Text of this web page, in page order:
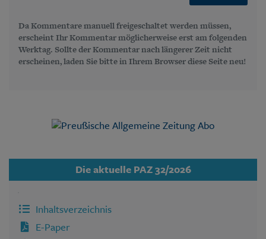
Da Kommentare manuell freigeschaltet werden müssen,
erscheint Ihr Kommentar möglicherweise erst am folgenden
Werktag. Sollte der Kommentar nach längerer Zeit nicht
erscheinen, laden Sie bitte in Ihrem Browser diese Seite neu!
Die aktuelle PAZ 32/2026
Inhaltsverzeichnis
E-Paper